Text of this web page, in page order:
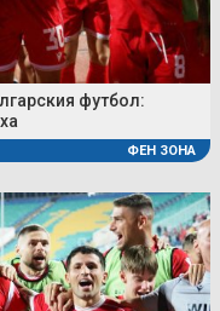
футбол:
ФЕН ЗОНА